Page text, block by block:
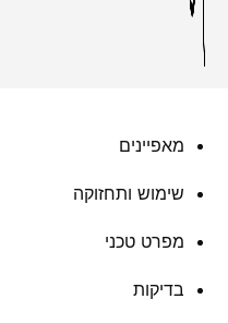
מאפיינים
שימוש ותחזוקה
מפרט טכני
בדיקות